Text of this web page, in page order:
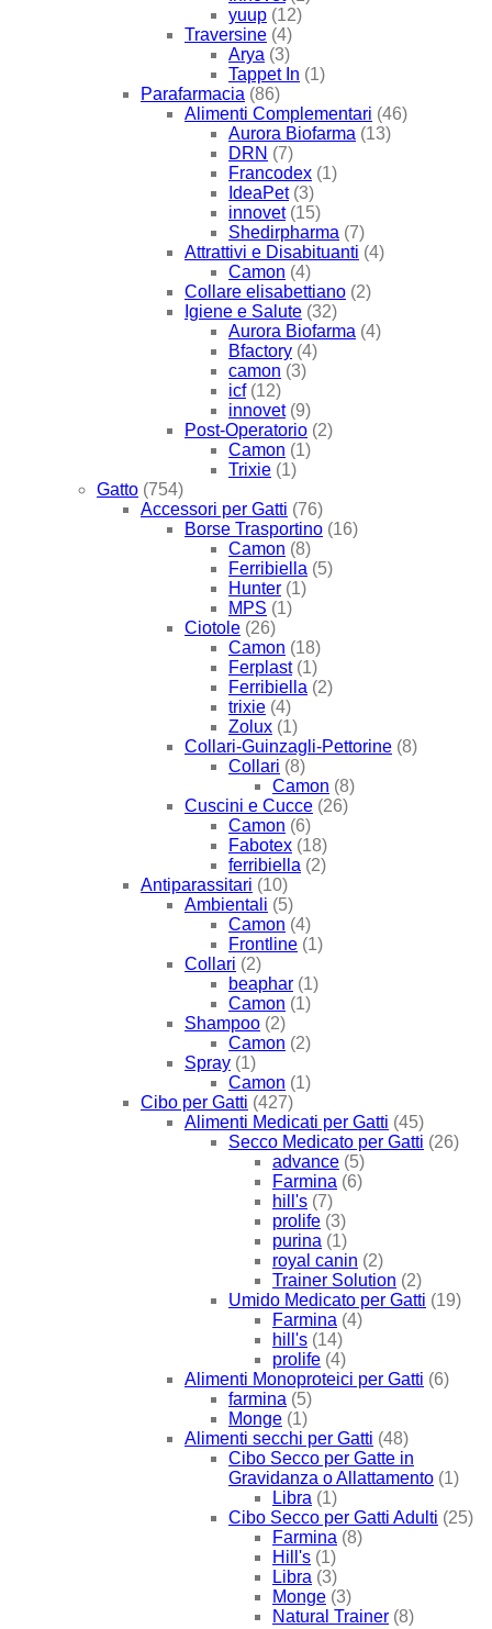
yuup (12)
Traversine (4)
Arya (3)
Tappet In (1)
Parafarmacia (86)
Alimenti Complementari (46)
Aurora Biofarma (13)
DRN (7)
Francodex (1)
IdeaPet (3)
innovet (15)
Shedirpharma (7)
Attrattivi e Disabituanti (4)
Camon (4)
Collare elisabettiano (2)
Igiene e Salute (32)
Aurora Biofarma (4)
Bfactory (4)
camon (3)
icf (12)
innovet (9)
Post-Operatorio (2)
Camon (1)
Trixie (1)
Gatto (754)
Accessori per Gatti (76)
Borse Trasportino (16)
Camon (8)
Ferribiella (5)
Hunter (1)
MPS (1)
Ciotole (26)
Camon (18)
Ferplast (1)
Ferribiella (2)
trixie (4)
Zolux (1)
Collari-Guinzagli-Pettorine (8)
Collari (8)
Camon (8)
Cuscini e Cucce (26)
Camon (6)
Fabotex (18)
ferribiella (2)
Antiparassitari (10)
Ambientali (5)
Camon (4)
Frontline (1)
Collari (2)
beaphar (1)
Camon (1)
Shampoo (2)
Camon (2)
Spray (1)
Camon (1)
Cibo per Gatti (427)
Alimenti Medicati per Gatti (45)
Secco Medicato per Gatti (26)
advance (5)
Farmina (6)
hill's (7)
prolife (3)
purina (1)
royal canin (2)
Trainer Solution (2)
Umido Medicato per Gatti (19)
Farmina (4)
hill's (14)
prolife (4)
Alimenti Monoproteici per Gatti (6)
farmina (5)
Monge (1)
Alimenti secchi per Gatti (48)
Cibo Secco per Gatte in
Gravidanza o Allattamento (1)
Libra (1)
Cibo Secco per Gatti Adulti (25)
Farmina (8)
Hill's (1)
Libra (3)
Monge (3)
Natural Trainer (8)